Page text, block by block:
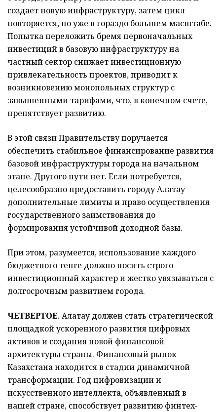
создает новую инфраструктуру, затем цикл
повторяется, но уже в гораздо большем масштабе.
Попытка переложить бремя первоначальных
инвестиций в базовую инфраструктуру на
частный сектор снижает инвестиционную
привлекательность проектов, приводит к
возникновению монопольных структур с
завышенными тарифами, что, в конечном счете,
препятствует развитию.
В этой связи Правительству поручается
обеспечить стабильное финансирование развития
базовой инфраструктуры города на начальном
этапе. Другого пути нет. Если потребуется,
целесообразно предоставить городу Алатау
дополнительные лимиты и право осуществления
государственного заимствования до
формирования устойчивой доходной базы.
При этом, разумеется, использование каждого
бюджетного тенге должно носить строго
инвестиционный характер и жестко увязываться с
долгосрочным развитием города.
ЧЕТВЕРТОЕ. Алатау должен стать стратегической
площадкой ускоренного развития цифровых
активов и создания новой финансовой
архитектуры страны. Финансовый рынок
Казахстана находится в стадии динамичной
трансформации. Год цифровизации и
искусственного интеллекта, объявленный в
нашей стране, способствует развитию финтех-